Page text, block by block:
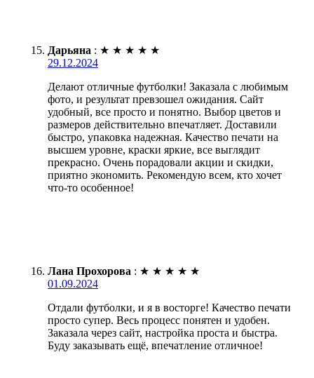
Дарьяна : ★ ★ ★ ★ ★
29.12.2024
Делают отличные футболки! Заказала с любимым
фото, и результат превзошел ожидания. Сайт
удобный, все просто и понятно. Выбор цветов и
размеров действительно впечатляет. Доставили
быстро, упаковка надежная. Качество печати на
высшем уровне, краски яркие, все выглядит
прекрасно. Очень порадовали акции и скидки,
приятно экономить. Рекомендую всем, кто хочет
что-то особенное!
Лана Прохорова : ★ ★ ★ ★ ★
01.09.2024
Отдали футболки, и я в восторге! Качество печати
просто супер. Весь процесс понятен и удобен.
Заказала через сайт, настройка проста и быстра.
Буду заказывать ещё, впечатление отличное!